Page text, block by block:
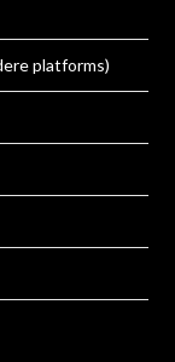
platforms)